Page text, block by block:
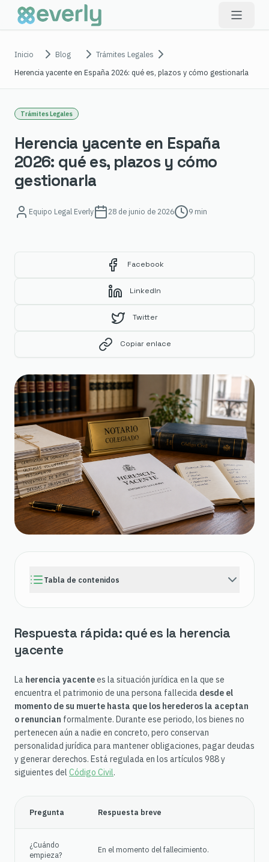
Inicio Blog
Trámites Legales
Herencia yacente en España 2026: qué es, plazos y cómo gestionarla
Trámites Legales
Herencia yacente en España
2026: qué es, plazos y cómo
gestionarla
Equipo Legal Everly 28 de junio de 2026 9 min
Facebook
LinkedIn
Twitter
Copiar enlace
Tabla de contenidos
Respuesta rápida: qué es la herencia
yacente
La herencia yacentees la situación jurídica en la que se
encuentra el patrimonio de una persona fallecida desde el
momento de su muerte hasta que los herederos la aceptan
o renuncian formalmente. Durante ese periodo, los bienes no
pertenecen aún a nadie en concreto, pero conservan
personalidad jurídica para mantener obligaciones, pagar deudas
y generar derechos. Está regulada en los artículos 988 y
siguientes del Código Civil.
Pregunta Respuesta breve
¿Cuándo
empieza?
En el momento del fallecimiento.